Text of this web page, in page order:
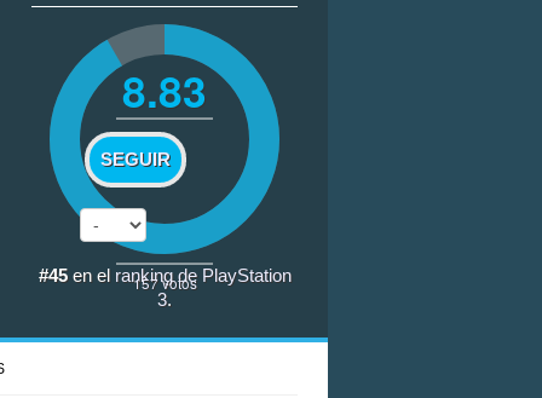
8.83
SEGUIR
157votos
#45en el ranking de PlayStation
3.